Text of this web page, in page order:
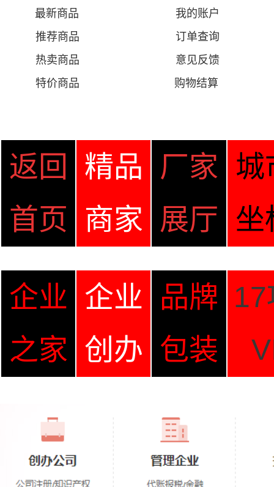
最新商品
我的账户
推荐商品
订单查询
热卖商品
意见反馈
特价商品
购物结算
返回
首页
精品
商家
厂家
展厅
城
坐
企业
之家
企业
创办
品牌
包装
17